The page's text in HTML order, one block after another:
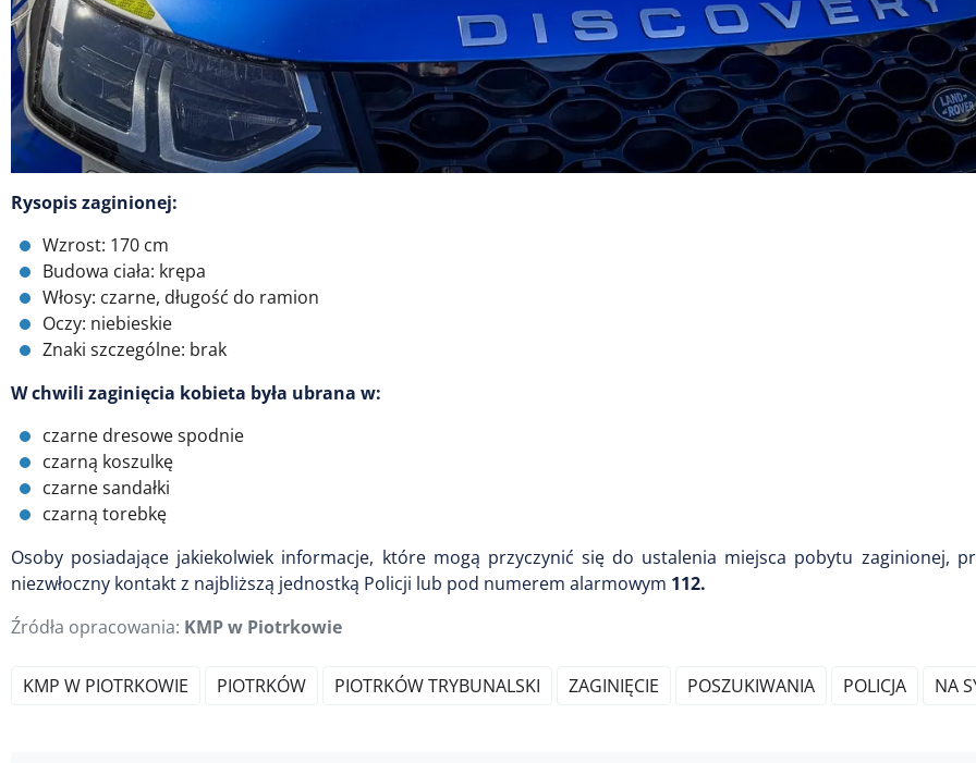
Rysopis zaginionej:
Wzrost: 170 cm
Budowa ciała: krępa
Włosy: czarne, długość do ramion
Oczy: niebieskie
Znaki szczególne: brak
W chwili zaginięcia kobieta była ubrana w:
czarne dresowe spodnie
czarną koszulkę
czarne sandałki
czarną torebkę
Osoby posiadające jakiekolwiek informacje, które mogą przyczynić się do ustalenia miejsca pobytu zaginionej,
niezwłoczny kontakt z najbliższą jednostką Policji lub pod numerem alarmowym 112.
Źródła opracowania: KMP w Piotrkowie
KMP W PIOTRKOWIE PIOTRKÓW PIOTRKÓW TRYBUNALSKI ZAGINIĘCIE POSZUKIWANIA POLICJA NA